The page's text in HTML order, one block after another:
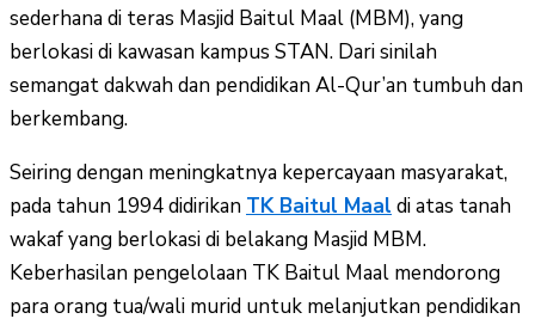
sederhana di teras Masjid Baitul Maal (MBM), yang
berlokasi di kawasan kampus STAN. Dari sinilah
semangat dakwah dan pendidikan Al-Qur’an tumbuh dan
berkembang.
Seiring dengan meningkatnya kepercayaan masyarakat,
pada tahun 1994 didirikan TK Baitul Maal di atas tanah
wakaf yang berlokasi di belakang Masjid MBM.
Keberhasilan pengelolaan TK Baitul Maal mendorong
para orang tua/wali murid untuk melanjutkan pendidikan